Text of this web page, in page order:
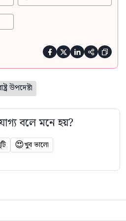
    
উপদেষ্টা
বলে মনে হয়?
😍খুব ভালো